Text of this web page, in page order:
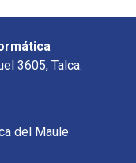
3605, Talca.
del Maule